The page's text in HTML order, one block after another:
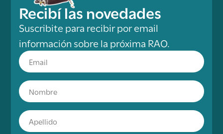
Recibí las novedades
Suscribite para recibir por email
información sobre la próxima RAO.